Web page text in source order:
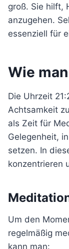
groß. Sie hilft,
anzugehen.
essenziell für
Wie
Die Uhrzeit
Achtsamkeit
als Zeit für
Gelegenheit,
setzen. In
konzentrieren
Um den
regelmäßig
kann man: